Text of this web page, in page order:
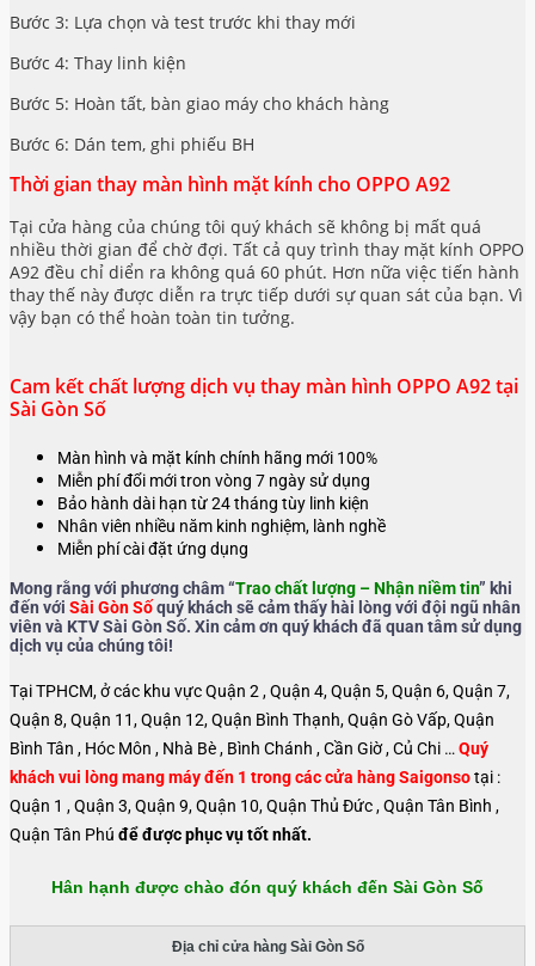
Bước 3: Lựa chọn và test trước khi thay mới
Bước 4: Thay linh kiện
Bước 5: Hoàn tất, bàn giao máy cho khách hàng
Bước 6: Dán tem, ghi phiếu BH
Thời gian thay màn hình mặt kính cho OPPO A92
Tại cửa hàng của chúng tôi quý khách sẽ không bị mất quá
nhiều thời gian để chờ đợi. Tất cả quy trình thay mặt kính OPPO
A92 đều chỉ diển ra không quá 60 phút. Hơn nữa việc tiến hành
thay thế này được diễn ra trực tiếp dưới sự quan sát của bạn. Vì
vậy bạn có thể hoàn toàn tin tưởng.
Cam kết chất lượng dịch vụ thay màn hình OPPO A92 tại
Sài Gòn Số
Màn hình và mặt kính chính hãng mới 100%
Miễn phí đổi mới tron vòng 7 ngày sử dụng
Bảo hành dài hạn từ 24 tháng tùy linh kiện
Nhân viên nhiều năm kinh nghiệm, lành nghề
Miễn phí cài đặt ứng dụng
Mong rằng với phương châm “Trao chất lượng – Nhận niềm tin” khi
đến với Sài Gòn Sốquý khách sẽ cảm thấy hài lòng với đội ngũ nhân
viên và KTV Sài Gòn Số. Xin cảm ơn quý khách đã quan tâm sử dụng
dịch vụ của chúng tôi!
Tại TPHCM, ở các khu vực Quận 2 , Quận 4, Quận 5, Quận 6, Quận 7,
Quận 8, Quận 11, Quận 12, Quận Bình Thạnh, Quận Gò Vấp, Quận
Bình Tân , Hóc Môn , Nhà Bè , Bình Chánh , Cần Giờ , Củ Chi …Quý
khách vui lòng mang máy đến 1 trong các cửa hàng Saigonsotại :
Quận 1 , Quận 3, Quận 9, Quận 10, Quận Thủ Đức , Quận Tân Bình ,
Quận Tân Phú để được phục vụ tốt nhất.
Hân hạnh được chào đón quý khách đến Sài Gòn Số
Địa chỉ cửa hàng Sài Gòn Số